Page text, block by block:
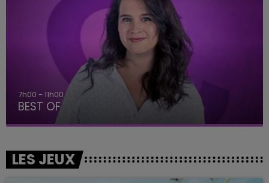
7h00 - 11h00
BEST OF
LES JEUX